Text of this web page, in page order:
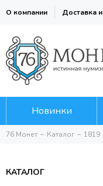
О компании Доставка
Новинки
76 Монет Каталог 1819
КАТАЛОГ